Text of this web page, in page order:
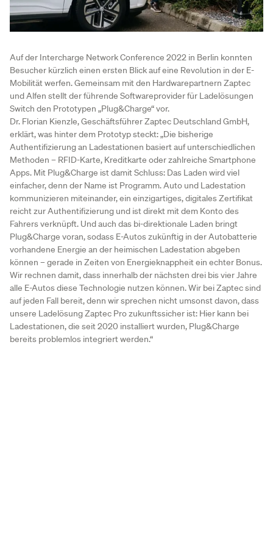
Auf der Intercharge Network Conference 2022 in Berlin konnten
Besucher kürzlich einen ersten Blick auf eine Revolution in der E-
Mobilität werfen. Gemeinsam mit den Hardwarepartnern Zaptec
und Alfen stellt der führende Softwareprovider für Ladelösungen
Switch den Prototypen „Plug&Charge“ vor.
Dr. Florian Kienzle, Geschäftsführer Zaptec Deutschland GmbH,
erklärt, was hinter dem Prototyp steckt: „Die bisherige
Authentifizierung an Ladestationen basiert auf unterschiedlichen
Methoden – RFID-Karte, Kreditkarte oder zahlreiche Smartphone
Apps. Mit Plug&Charge ist damit Schluss: Das Laden wird viel
einfacher, denn der Name ist Programm. Auto und Ladestation
kommunizieren miteinander, ein einzigartiges, digitales Zertifikat
reicht zur Authentifizierung und ist direkt mit dem Konto des
Fahrers verknüpft. Und auch das bi-direktionale Laden bringt
Plug&Charge voran, sodass E-Autos zukünftig in der Autobatterie
vorhandene Energie an der heimischen Ladestation abgeben
können – gerade in Zeiten von Energieknappheit ein echter Bonus.
Wir rechnen damit, dass innerhalb der nächsten drei bis vier Jahre
alle E-Autos diese Technologie nutzen können. Wir bei Zaptec sind
auf jeden Fall bereit, denn wir sprechen nicht umsonst davon, dass
unsere Ladelösung Zaptec Pro zukunftssicher ist: Hier kann bei
Ladestationen, die seit 2020 installiert wurden, Plug&Charge
bereits problemlos integriert werden.“